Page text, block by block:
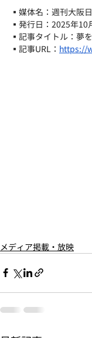
▪媒体名：週刊大阪
▪発行日：2025年10
▪記事タイトル：夢
▪記事URL： https://
メディア掲載・放映